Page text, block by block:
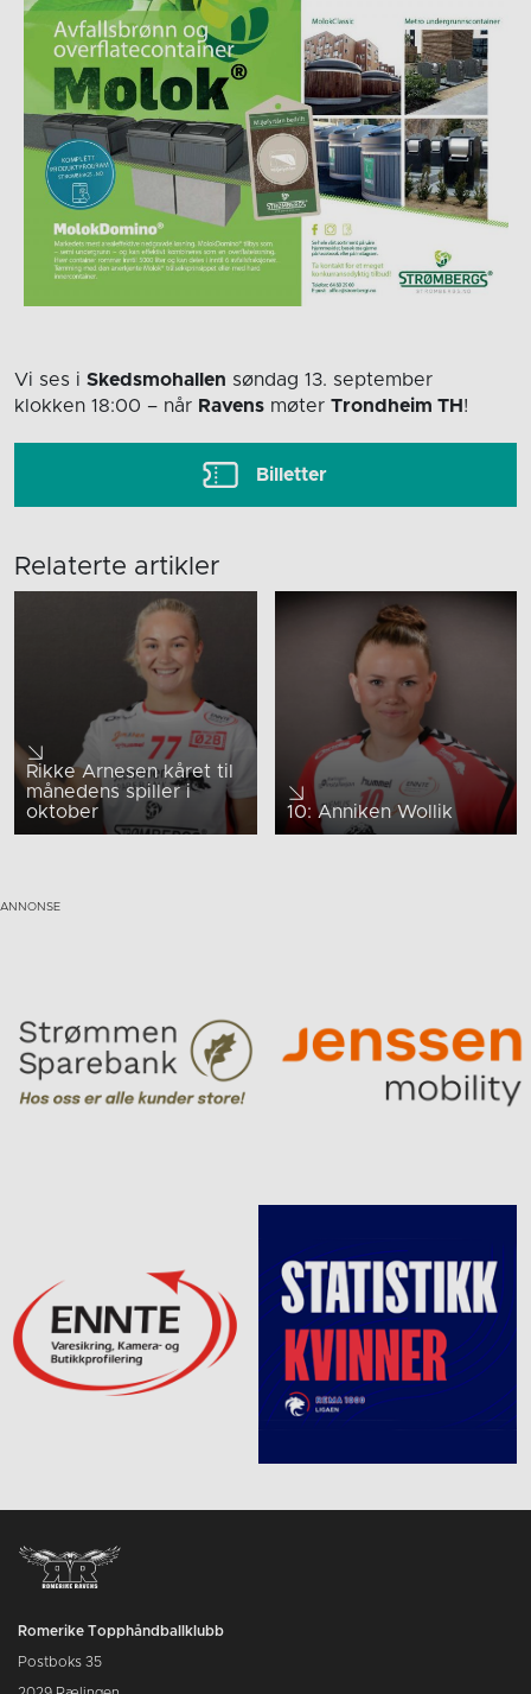
Vi ses i Skedsmohallen søndag 13. september
klokken 18:00 – når Ravens møter Trondheim TH !
Billetter
Relaterte artikler
Rikke Arnesen kåret til
månedens spiller i
oktober
10: Anniken Wollik
Romerike Topphåndballklubb
Postboks 35